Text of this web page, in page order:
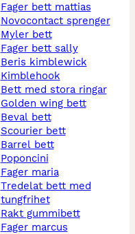
fager bett mattias
novocontact sprenger
myler bett
fager bett sally
beris kimblewick
kimblehook
bett med stora ringar
golden wing bett
beval bett
scourier bett
barrel bett
poponcini
fager maria
tredelat bett med
tungfrihet
rakt gummibett
fager marcus